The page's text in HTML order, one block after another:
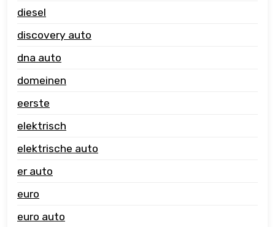
diesel
discovery auto
dna auto
domeinen
eerste
elektrisch
elektrische auto
er auto
euro
euro auto